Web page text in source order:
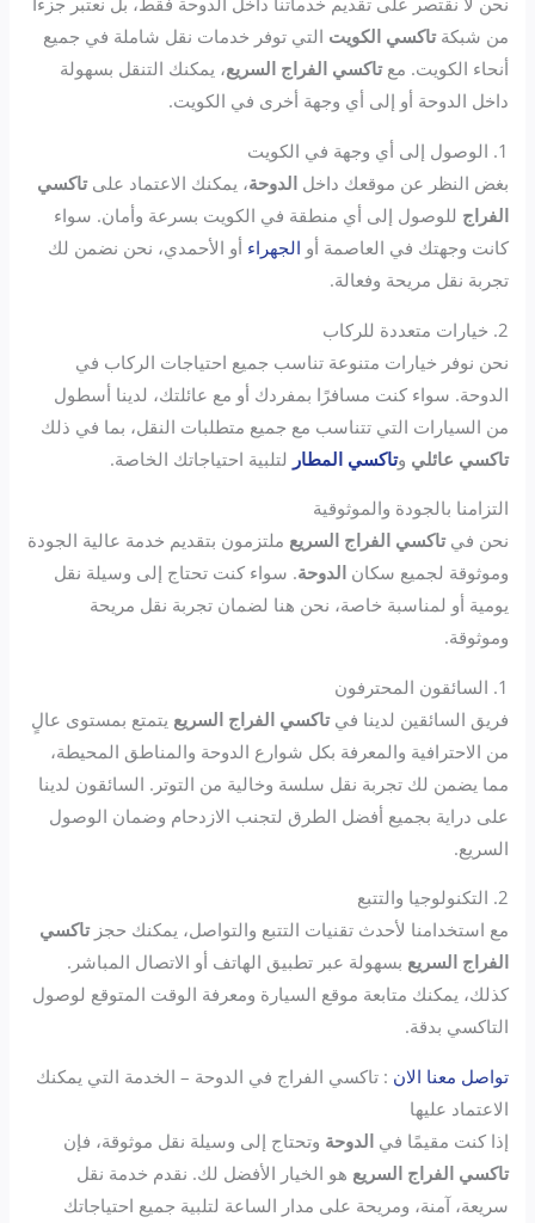
من شبكةتاكسي الكويت التي توفر خدمات نقل شاملة في جميع
أنحاء الكويت. معتاكسي الفراج السريع، يمكنك التنقل بسهولة
داخل الدوحة أو إلى أي وجهة أخرى في الكويت.
1. الوصول إلى أي وجهة في الكويت
بغض النظر عن موقعك داخلالدوحة، يمكنك الاعتماد علىتاكسي
الفراج للوصول إلى أي منطقة في الكويت بسرعة وأمان. سواء
كانت وجهتك في العاصمة أو الجهراء أو الأحمدي، نحن نضمن لك
تجربة نقل مريحة وفعالة.
2. خيارات متعددة للركاب
نحن نوفر خيارات متنوعة تناسب جميع احتياجات الركاب في
الدوحة. سواء كنت مسافرًا بمفردك أو مع عائلتك، لدينا أسطول
من السيارات التي تتناسب مع جميع متطلبات النقل، بما في ذلك
تاكسي عائلي وتاكسي المطار لتلبية احتياجاتك الخاصة.
التزامنا بالجودة والموثوقية
نحن فيتاكسي الفراج السريع ملتزمون بتقديم خدمة عالية الجودة
وموثوقة لجميع سكانالدوحة. سواء كنت تحتاج إلى وسيلة نقل
يومية أو لمناسبة خاصة، نحن هنا لضمان تجربة نقل مريحة
وموثوقة.
1. السائقون المحترفون
فريق السائقين لدينا فيتاكسي الفراج السريع يتمتع بمستوى عالٍ
من الاحترافية والمعرفة بكل شوارع الدوحة والمناطق المحيطة،
مما يضمن لك تجربة نقل سلسة وخالية من التوتر. السائقون لدينا
على دراية بجميع أفضل الطرق لتجنب الازدحام وضمان الوصول
السريع.
2. التكنولوجيا والتتبع
مع استخدامنا لأحدث تقنيات التتبع والتواصل، يمكنك حجزتاكسي
الفراج السريع بسهولة عبر تطبيق الهاتف أو الاتصال المباشر.
كذلك، يمكنك متابعة موقع السيارة ومعرفة الوقت المتوقع لوصول
التاكسي بدقة.
تواصل معنا الان : تاكسي الفراج في الدوحة – الخدمة التي يمكنك
الاعتماد عليها
إذا كنت مقيمًا فيالدوحة وتحتاج إلى وسيلة نقل موثوقة، فإن
تاكسي الفراج السريع هو الخيار الأفضل لك. نقدم خدمة نقل
سريعة، آمنة، ومريحة على مدار الساعة لتلبية جميع احتياجاتك